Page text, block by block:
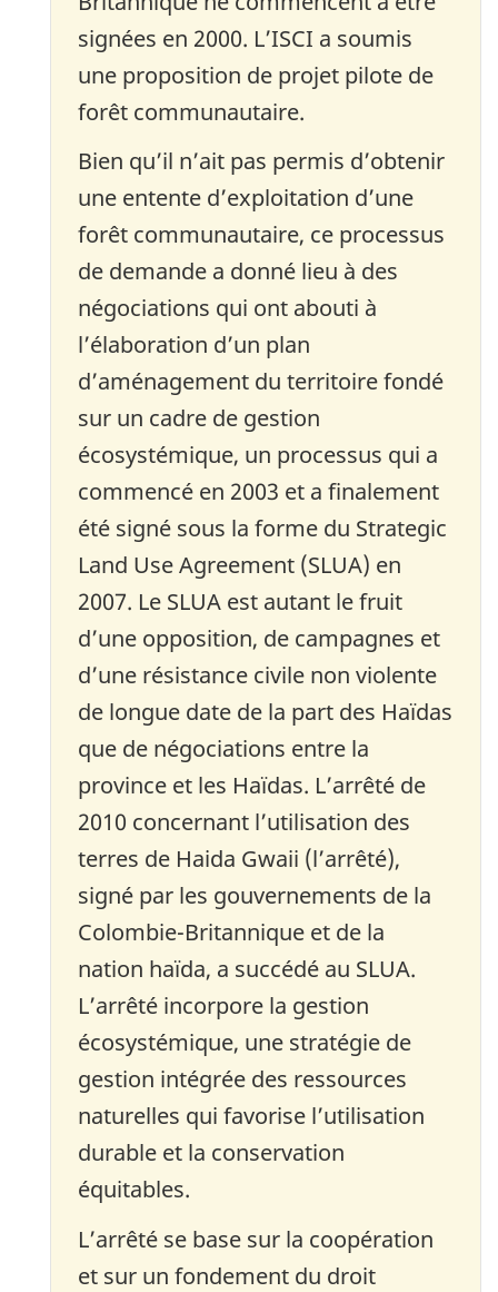
signées en 2000. L’ISCI a soumis
une proposition de projet pilote de
forêt communautaire.
Bien qu’il n’ait pas permis d’obtenir
une entente d’exploitation d’une
forêt communautaire, ce processus
de demande a donné lieu à des
négociations qui ont abouti à
l’élaboration d’un plan
d’aménagement du territoire fondé
sur un cadre de gestion
écosystémique, un processus qui a
commencé en 2003 et a finalement
été signé sous la forme du Strategic
Land Use Agreement (SLUA) en
2007. Le SLUA est autant le fruit
d’une opposition, de campagnes et
d’une résistance civile non violente
de longue date de la part des Haïdas
que de négociations entre la
province et les Haïdas. L’arrêté de
2010 concernant l’utilisation des
terres de Haida Gwaii (l’arrêté),
signé par les gouvernements de la
Colombie-Britannique et de la
nation haïda, a succédé au SLUA.
L’arrêté incorpore la gestion
écosystémique, une stratégie de
gestion intégrée des ressources
naturelles qui favorise l’utilisation
durable et la conservation
équitables.
L’arrêté se base sur la coopération
et sur un fondement du droit